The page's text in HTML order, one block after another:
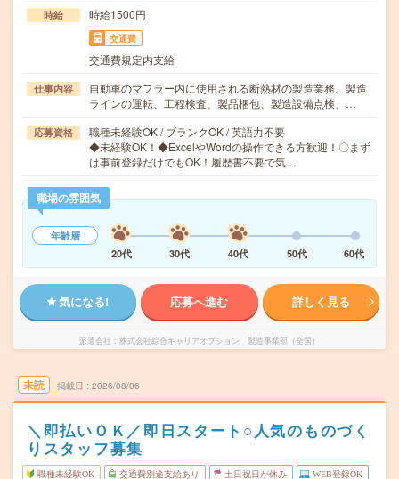
時給 時給1500円
交通費
交通費規定内支給
仕事内容
自動車のマフラー内に使用される断熱材の製造業務。製造
ラインの運転、工程検査、製品梱包、製造設備点検、…
応募資格
職種未経験OK / ブランクOK / 英語力不要
◆未経験OK！◆ExcelやWordの操作できる方歓迎！〇まず
は事前登録だけでもOK！履歴書不要で気…
職場の雰囲気
年齢層
20代
30代 40代 50代 60代
気になる! 応募へ進む 詳しく見る
派遣会社 株式会社綜合キャリアオプション 製造事業部（全国）
未読 掲載日 2026/08/06
＼即払いＯＫ／即日スタート○人気のものづく
りスタッフ募集
職種未経験OK 交通費別途支給あり 土日祝日が休み WEB登録OK